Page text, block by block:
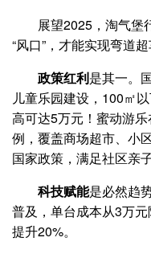
展望2025，淘气堡
“风口”，才能实现弯道
政策红利是其一。
儿童乐园建设，100㎡
高可达5万元！蜜动游
例，覆盖商场超市、小
国家政策，满足社区亲
科技赋能是必然趋
普及，单台成本从3万
提升20%。